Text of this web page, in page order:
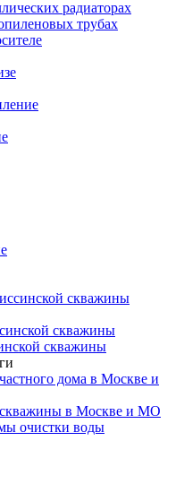
радиаторах
трубах
скважины
скважины
скважины
дома в Москве и
в Москве и МО
очистки воды